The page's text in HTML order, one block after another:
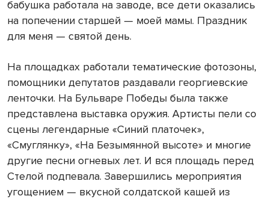
бабушка работала на заводе, все дети оказались
на попечении старшей — моей мамы. Праздник
для меня — святой день.
На площадках работали тематические фотозоны,
помощники депутатов раздавали георгиевские
ленточки. На Бульваре Победы была также
представлена выставка оружия. Артисты пели со
сцены легендарные «Синий платочек»,
«Смуглянку», «На Безымянной высоте» и многие
другие песни огневых лет. И вся площадь перед
Стелой подпевала. Завершились мероприятия
угощением — вкусной солдатской кашей из